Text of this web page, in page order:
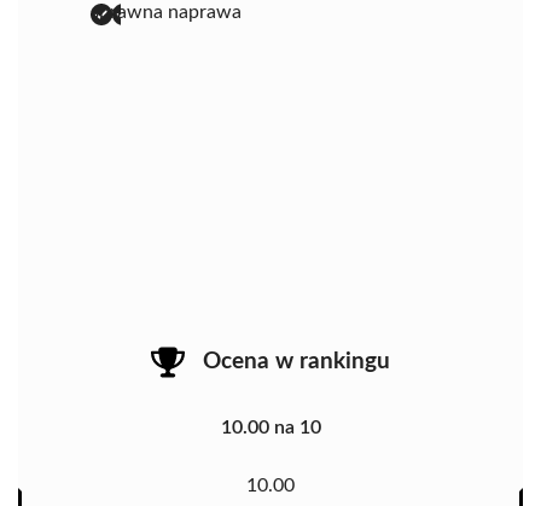
sprawna naprawa
Ocena w rankingu
10.00 na 10
10.00